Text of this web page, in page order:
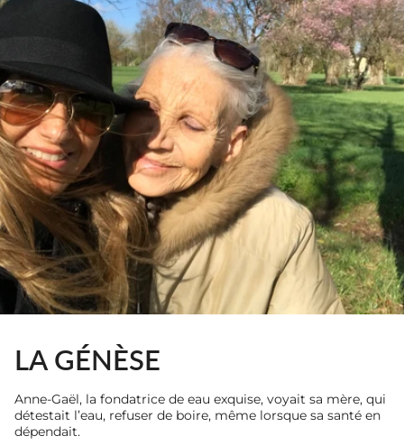
LA GÉNÈSE
​​Anne-Gaël, la fondatrice de eau exquise, voyait sa mère, qui
détestait l’eau, refuser de boire, même lorsque sa santé en
dépendait.